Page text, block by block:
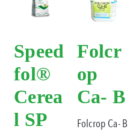
Speed
fol®
Cerea
l SP
Folcr
op
Ca- B
Folcrop Ca- B